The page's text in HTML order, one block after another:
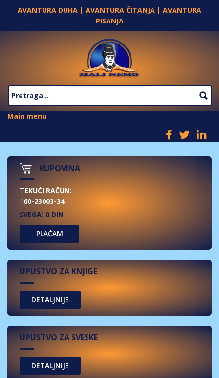
AVANTURA DUHA | AVANTURA ČITANJA | AVANTURA
PISANJA
SEARCH FORM
Main menu
KUPOVINA
TEKUĆI RAČUN:
160-23003-34
SVEGA: 0 DIN
PLAĆAM
UPUSTVO ZA KNJIGE
UPUSTVO ZA SVESKE